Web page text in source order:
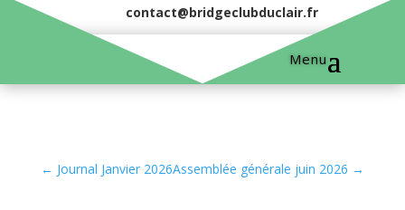
contact@bridgeclubduclair.fr
← Journal Janvier 2026Assemblée générale juin 2026 →